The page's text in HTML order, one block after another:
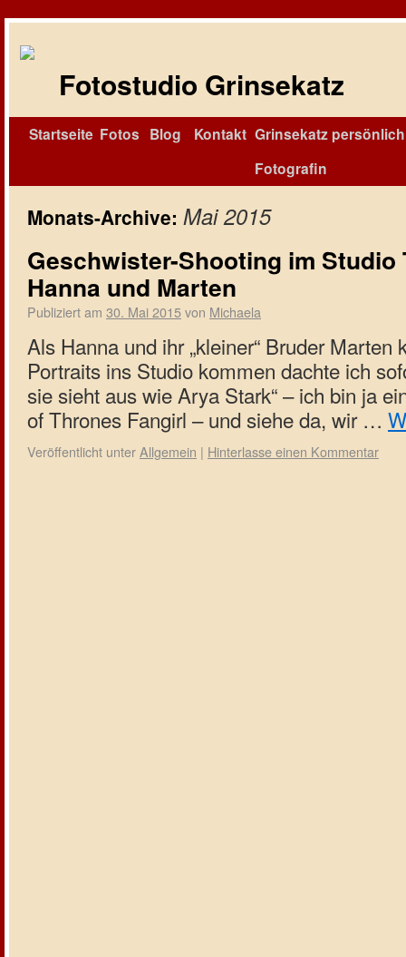
Fotostudio Grinsekatz
Startseite Fotos Blog Kontakt Grinsekatz
Fotografin
Monats-Archive: Mai 2015
Geschwister-Shooting im Studio
Hanna und Marten
Publiziert am 30. Mai 2015von Michaela
Als Hanna und ihr „kleiner“ Bruder Marten
Portraits ins Studio kommen dachte ich
sie sieht aus wie Arya Stark“ – ich bin ja
of Thrones Fangirl – und siehe da, wir …
Veröffentlicht unterAllgemein | Hinterlasse einen Kommentar